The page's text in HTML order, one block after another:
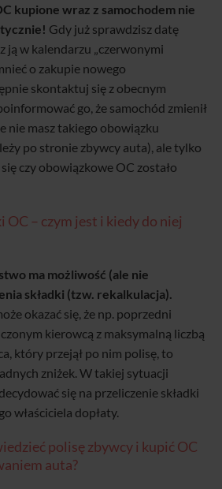
kupione wraz z samochodem nie
Gdy już sprawdzisz datę
ją w kalendarzu „czerwonymi
o zakupie nowego
skontaktuj się z obecnym
go, że samochód zmienił
nie masz takiego obowiązku
po stronie zbywcy auta), ale tylko
czy obowiązkowe OC zostało
OC – czym jest i kiedy do niej
ma możliwość (ale nie
składki (tzw. rekalkulacja).
okazać się, że np. poprzedni
kierowcą z maksymalną liczbą
który przejął po nim polisę, to
zniżek. W takiej sytuacji
się na przeliczenie składki
właściciela dopłaty.
polisę zbywcy i kupić OC
auta?